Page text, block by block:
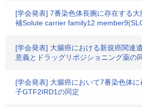
[学会発表] 7番染色体長腕に存在する
補Solute carrier family12
[学会発表] 大腸癌における新規癌関連
意義とドラッグリポジショニング薬の
[学会発表] 大腸癌において7番染色体
子GTF2IRD1の同定